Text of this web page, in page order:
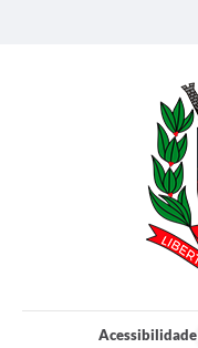
Acessibilidade